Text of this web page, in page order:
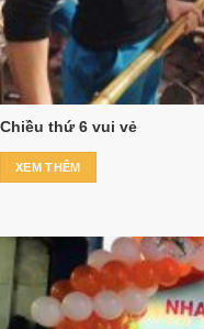
Chiều thứ 6 vui vẻ
XEM THÊM